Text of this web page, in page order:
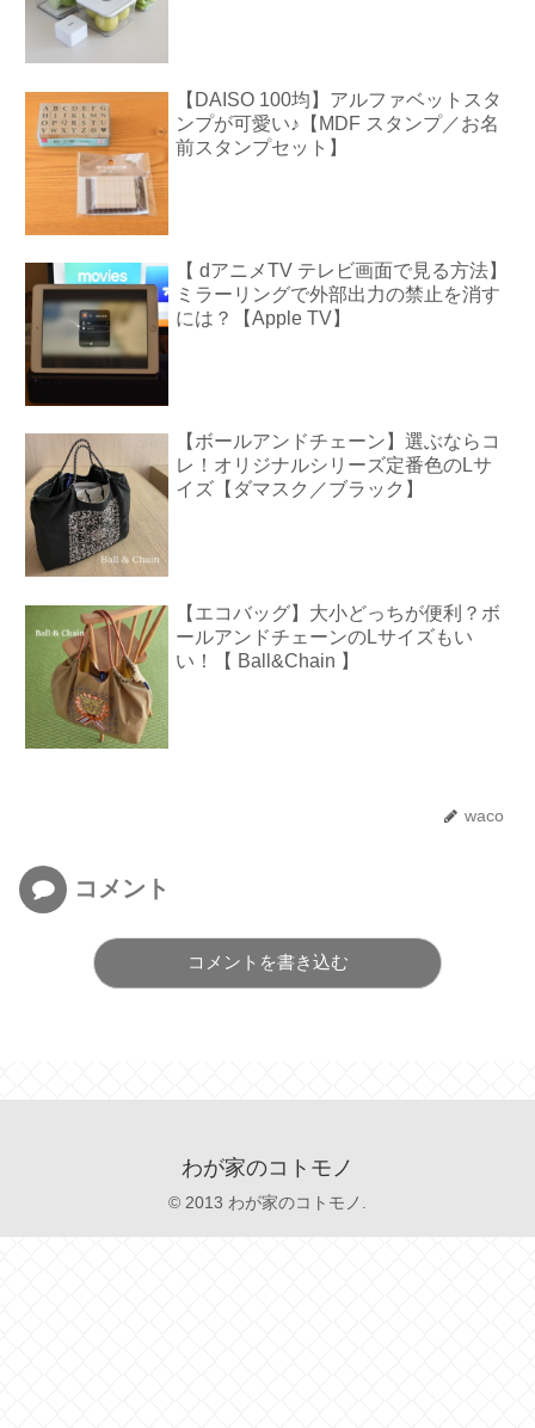
【DAISO 100均】アルファベットスタ
ンプが可愛い♪【MDF スタンプ／お名
前スタンプセット】
【 dアニメTV テレビ画面で見る方法】
ミラーリングで外部出力の禁止を消す
には？【Apple TV】
【ボールアンドチェーン】選ぶならコ
レ！オリジナルシリーズ定番色のLサ
イズ【ダマスク／ブラック】
【エコバッグ】大小どっちが便利？ボ
ールアンドチェーンのLサイズもい
い！【 Ball&Chain 】
waco
コメント
コメントを書き込む
わが家のコトモノ
© 2013 わが家のコトモノ.